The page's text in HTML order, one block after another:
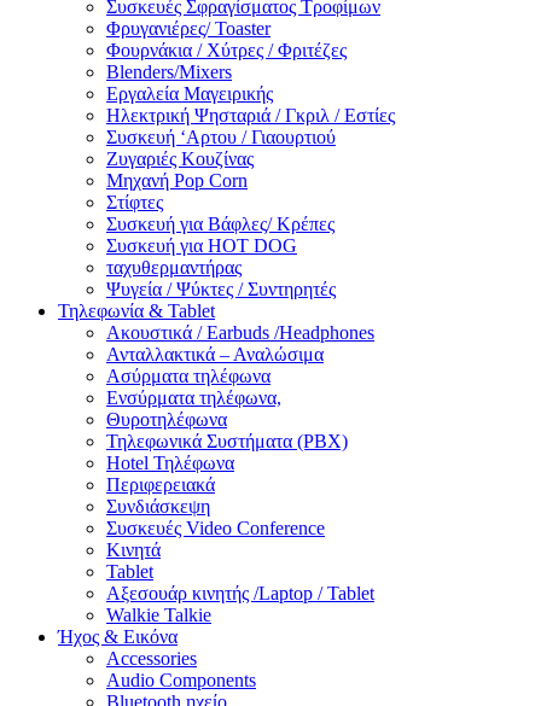
Συσκευές Σφραγίσματος Τροφίμων
Φρυγανιέρες/ Toaster
Φουρνάκια / Χύτρες / Φριτέζες
Blenders/Mixers
Εργαλεία Μαγειρικής
Ηλεκτρική Ψησταριά / Γκριλ / Eστίες
Συσκευή ‘Αρτου / Γιαουρτιού
Ζυγαριές Κουζίνας
Μηχανή Pop Corn
Στίφτες
Συσκευή για Βάφλες/ Κρέπες
Συσκευή για HOT DOG
ταχυθερμαντήρας
Ψυγεία / Ψύκτες / Συντηρητές
Τηλεφωνία & Tablet
Ακουστικά / Earbuds /Headphones
Ανταλλακτικά – Αναλώσιμα
Ασύρματα τηλέφωνα
Ενσύρματα τηλέφωνα,
Θυροτηλέφωνα
Τηλεφωνικά Συστήματα (PBX)
Hotel Τηλέφωνα
Περιφερειακά
Συνδιάσκεψη
Συσκευές Video Conference
Κινητά
Tablet
Αξεσουάρ κινητής /Laptop / Tablet
Walkie Talkie
Ήχος & Εικόνα
Accessories
Audio Components
Bluetooth ηχείο